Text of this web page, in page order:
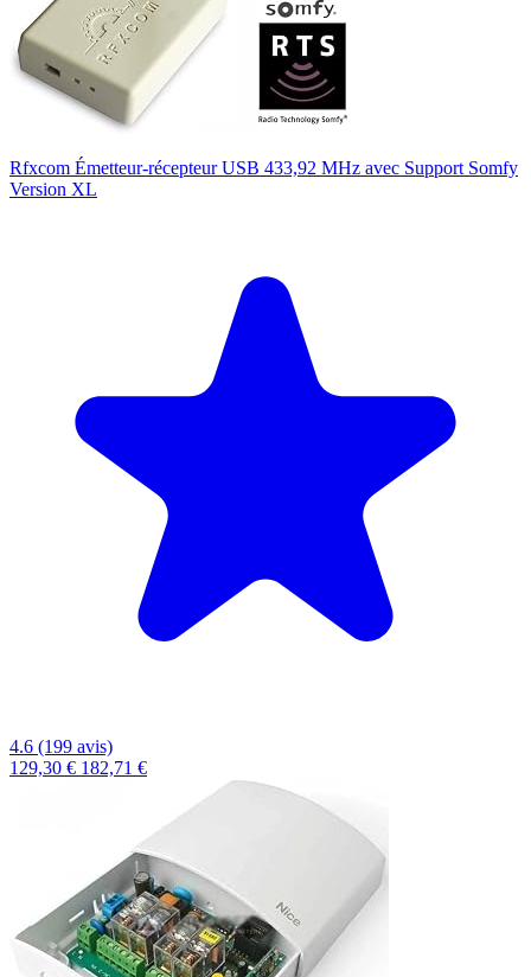
Rfxcom Émetteur-récepteur USB 433,92 MHz avec Support Somfy
Version XL
4.6 (199 avis)
129,30 € 182,71 €